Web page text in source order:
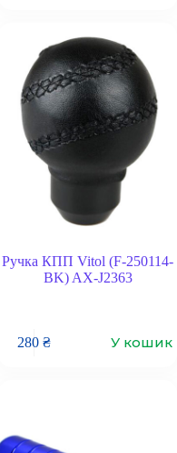
Ручка КПП Vitol (F-250114-
BK) AX-J2363
280 ₴ У кошик